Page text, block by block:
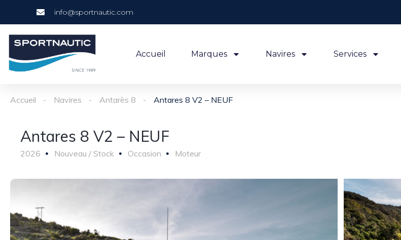
info@sportnautic.com
Accueil Marques Navires Services
Accueil Navires Antarès 8 Antares 8 V2 – NEUF
Antares 8 V2 – NEUF
2026 Nouveau / Stock Occasion Moteur